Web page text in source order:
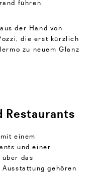
führen.
der Hand von
die erst kürzlich
zu neuem Glanz
Restaurants
einem
und einer
das
gehören